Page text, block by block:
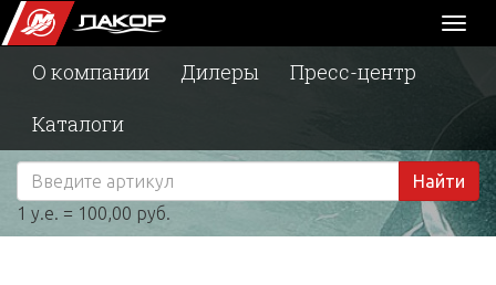
О компании Дилеры
Пресс-центр
Каталоги
Найти
1 у.е. = 100,00 руб.